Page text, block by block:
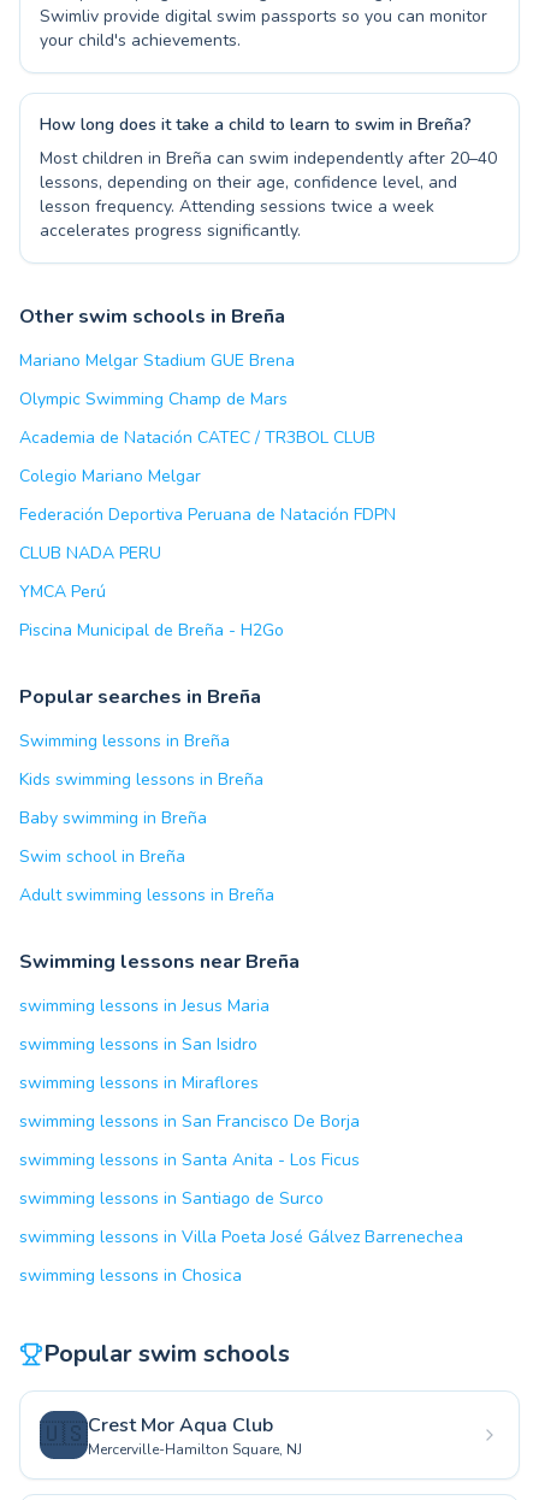
Swimliv provide digital swim passports so you can monitor
your child's achievements.
How long does it take a child to learn to swim in Breña?
Most children in Breña can swim independently after 20–40
lessons, depending on their age, confidence level, and
lesson frequency. Attending sessions twice a week
accelerates progress significantly.
Other swim schools in Breña
Mariano Melgar Stadium GUE Brena
Olympic Swimming Champ de Mars
Academia de Natación CATEC / TR3BOL CLUB
Colegio Mariano Melgar
Federación Deportiva Peruana de Natación FDPN
CLUB NADA PERU
YMCA Perú
Piscina Municipal de Breña - H2Go
Popular searches in Breña
Swimming lessons in Breña
Kids swimming lessons in Breña
Baby swimming in Breña
Swim school in Breña
Adult swimming lessons in Breña
Swimming lessons near Breña
swimming lessons in Jesus Maria
swimming lessons in San Isidro
swimming lessons in Miraflores
swimming lessons in San Francisco De Borja
swimming lessons in Santa Anita - Los Ficus
swimming lessons in Santiago de Surco
swimming lessons in Villa Poeta José Gálvez Barrenechea
swimming lessons in Chosica
Popular swim schools
🇺🇸Crest Mor Aqua Club
Mercerville-Hamilton Square, NJ